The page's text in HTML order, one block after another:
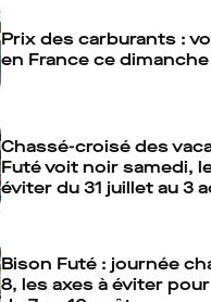
Prix des carburants :
en France ce
Chassé-croisé des
Futé voit noir samedi,
éviter du 31 juillet au 3
Bison Futé : journée
8, les axes à éviter